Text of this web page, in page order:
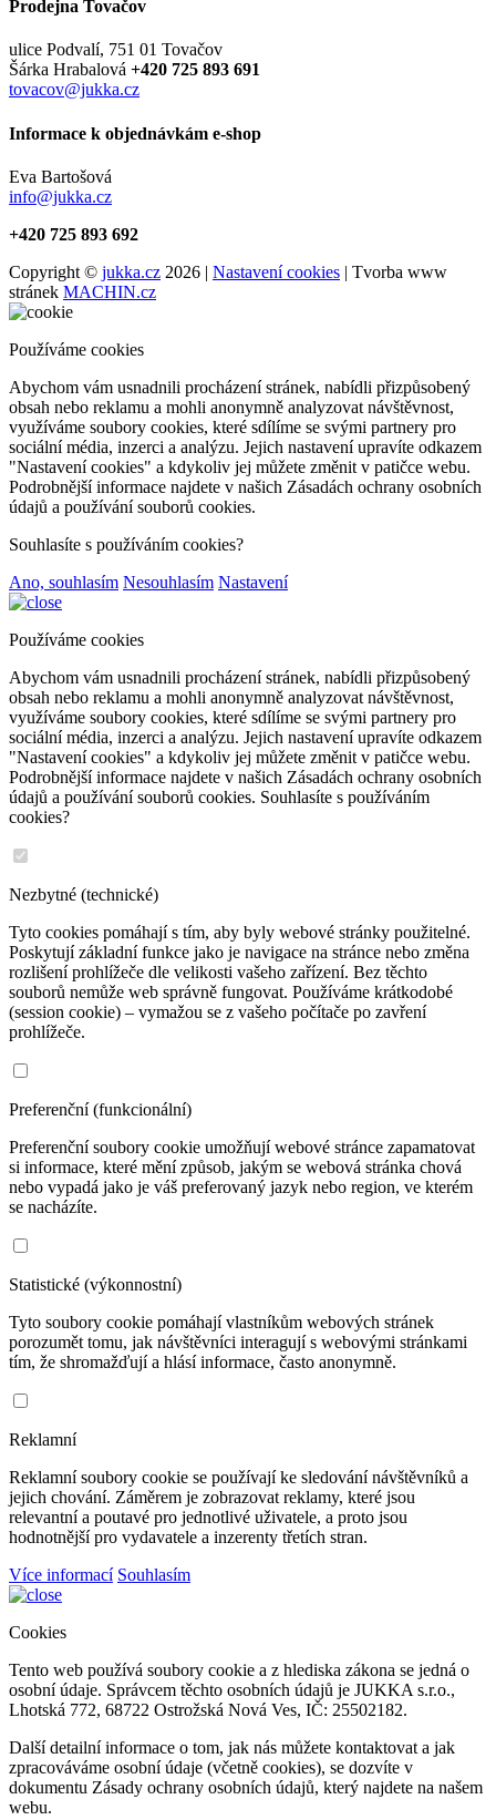
Prodejna Tovačov
ulice Podvalí, 751 01 Tovačov
Šárka Hrabalová +420 725 893 691
tovacov@jukka.cz
Informace k objednávkám e-shop
Eva Bartošová
info@jukka.cz
+420 725 893 692
Copyright © jukka.cz 2026 | Nastavení cookies | Tvorba www
stránek MACHIN.cz
Používáme cookies
Abychom vám usnadnili procházení stránek, nabídli přizpůsobený
obsah nebo reklamu a mohli anonymně analyzovat návštěvnost,
využíváme soubory cookies, které sdílíme se svými partnery pro
sociální média, inzerci a analýzu. Jejich nastavení upravíte odkazem
"Nastavení cookies" a kdykoliv jej můžete změnit v patičce webu.
Podrobnější informace najdete v našich Zásadách ochrany osobních
údajů a používání souborů cookies.
Souhlasíte s používáním cookies?
Ano, souhlasím Nesouhlasím Nastavení
Používáme cookies
Abychom vám usnadnili procházení stránek, nabídli přizpůsobený
obsah nebo reklamu a mohli anonymně analyzovat návštěvnost,
využíváme soubory cookies, které sdílíme se svými partnery pro
sociální média, inzerci a analýzu. Jejich nastavení upravíte odkazem
"Nastavení cookies" a kdykoliv jej můžete změnit v patičce webu.
Podrobnější informace najdete v našich Zásadách ochrany osobních
údajů a používání souborů cookies. Souhlasíte s používáním
cookies?
Nezbytné (technické)
Tyto cookies pomáhají s tím, aby byly webové stránky použitelné.
Poskytují základní funkce jako je navigace na stránce nebo změna
rozlišení prohlížeče dle velikosti vašeho zařízení. Bez těchto
souborů nemůže web správně fungovat. Používáme krátkodobé
(session cookie) – vymažou se z vašeho počítače po zavření
prohlížeče.
Preferenční (funkcionální)
Preferenční soubory cookie umožňují webové stránce zapamatovat
si informace, které mění způsob, jakým se webová stránka chová
nebo vypadá jako je váš preferovaný jazyk nebo region, ve kterém
se nacházíte.
Statistické (výkonnostní)
Tyto soubory cookie pomáhají vlastníkům webových stránek
porozumět tomu, jak návštěvníci interagují s webovými stránkami
tím, že shromažďují a hlásí informace, často anonymně.
Reklamní
Reklamní soubory cookie se používají ke sledování návštěvníků a
jejich chování. Záměrem je zobrazovat reklamy, které jsou
relevantní a poutavé pro jednotlivé uživatele, a proto jsou
hodnotnější pro vydavatele a inzerenty třetích stran.
Více informací Souhlasím
Cookies
Tento web používá soubory cookie a z hlediska zákona se jedná o
osobní údaje. Správcem těchto osobních údajů je JUKKA s.r.o.,
Lhotská 772, 68722 Ostrožská Nová Ves, IČ: 25502182.
Další detailní informace o tom, jak nás můžete kontaktovat a jak
zpracováváme osobní údaje (včetně cookies), se dozvíte v
dokumentu Zásady ochrany osobních údajů, který najdete na našem
webu.